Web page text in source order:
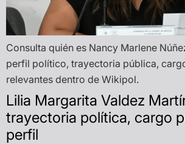
Consulta quién es Nancy Marlene
perfil político, trayectoria pública,
relevantes dentro de Wikipol.
Lilia Margarita Valdez
trayectoria política, cargo
perfil